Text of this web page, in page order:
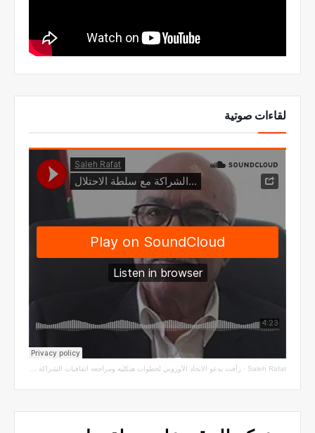
لقاءات صوتية
Saleh Rafat
· رأفت يدعو الاتحاد الأوروبي لخطوات هيكلية ومراجعة اتفاقيات الشراكة مع سلطة الاحتلال